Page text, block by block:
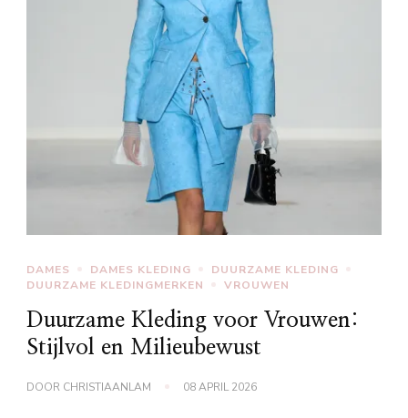
DAMES DAMES KLEDING
DUURZAME KLEDING
DUURZAME KLEDINGMERKEN
VROUWEN
Duurzame Kleding voor Vrouwen:
Stijlvol en Milieubewust
DOOR CHRISTIAANLAM 08 APRIL 2026